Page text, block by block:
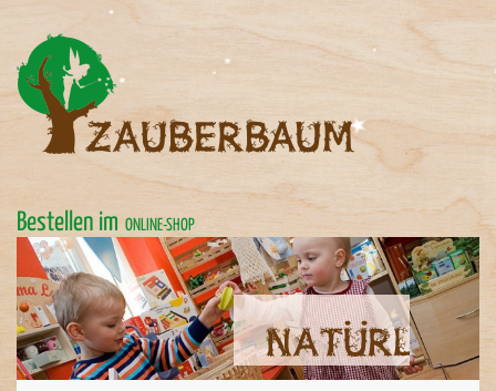
Bestellen im ONLINE-SHOP
Natürlich spielen